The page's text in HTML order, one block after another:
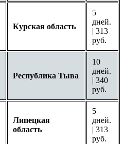
Курская область
5
дней.
| 313
руб.
Республика Тыва
10
дней.
| 340
руб.
Липецкая
область
5
дней.
| 313
руб.